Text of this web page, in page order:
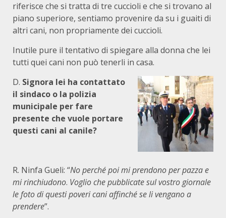
riferisce che si tratta di tre cuccioli e che si trovano al
piano superiore, sentiamo provenire da su i guaiti di
altri cani, non propriamente dei cuccioli.
Inutile pure il tentativo di spiegare alla donna che lei
tutti quei cani non può tenerli in casa.
D. Signora lei ha contattato
il sindaco o la polizia
municipale per fare
presente che vuole portare
questi cani al canile?
R. Ninfa Gueli: “No perché poi mi prendono per pazza e
mi rinchiudono. Voglio che pubblicate sul vostro giornale
le foto di questi poveri cani affinché se li vengano a
prendere”.